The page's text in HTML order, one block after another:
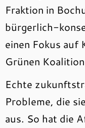
Fraktion in
bürgerlich-
einen Fokus
Grünen
Echte
Probleme, die
aus. So hat die